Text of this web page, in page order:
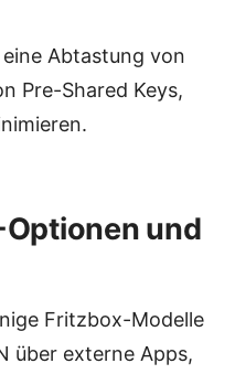
Abtastung von
Pre-Shared Keys,
und
Fritzbox-Modelle
über externe Apps,